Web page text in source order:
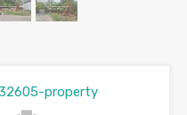
property